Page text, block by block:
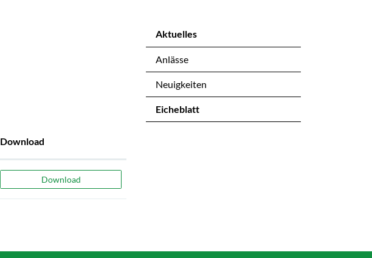
Aktuelles
Anlässe
Neuigkeiten
Eicheblatt
Download
Download